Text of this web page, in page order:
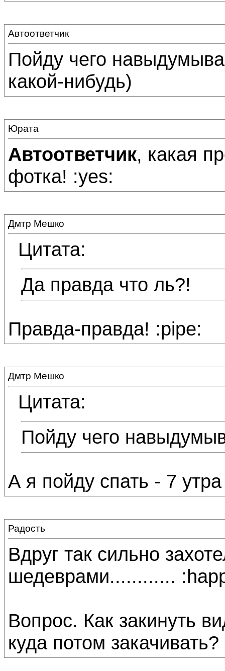
Автоответчик
Пойду чего
какой-нибудь)
Юрата
Автоответчик, какая
фотка! :yes:
Дмтр Мешко
Цитата:
Да правда что ль?!
Правда-правда! :pipe:
Дмтр Мешко
Цитата:
Пойду чего
А я пойду спать - 7
Радость
Вдруг так сильно
шедеврами............
Вопрос. Как закинуть
куда потом